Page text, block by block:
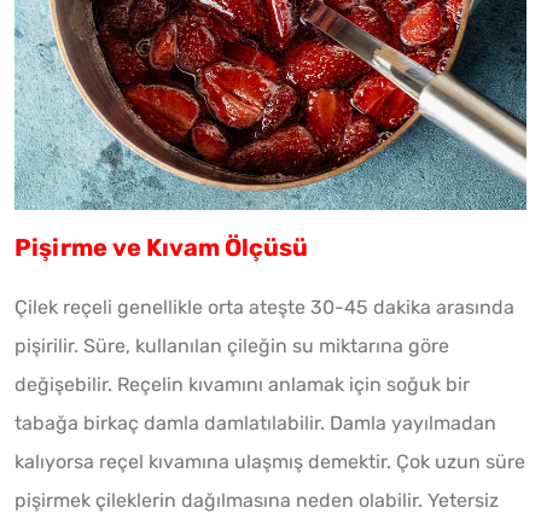
Pişirme ve Kıvam Ölçüsü
Çilek reçeli genellikle orta ateşte 30-45 dakika arasında
pişirilir. Süre, kullanılan çileğin su miktarına göre
değişebilir. Reçelin kıvamını anlamak için soğuk bir
tabağa birkaç damla damlatılabilir. Damla yayılmadan
kalıyorsa reçel kıvamına ulaşmış demektir. Çok uzun süre
pişirmek çileklerin dağılmasına neden olabilir. Yetersiz